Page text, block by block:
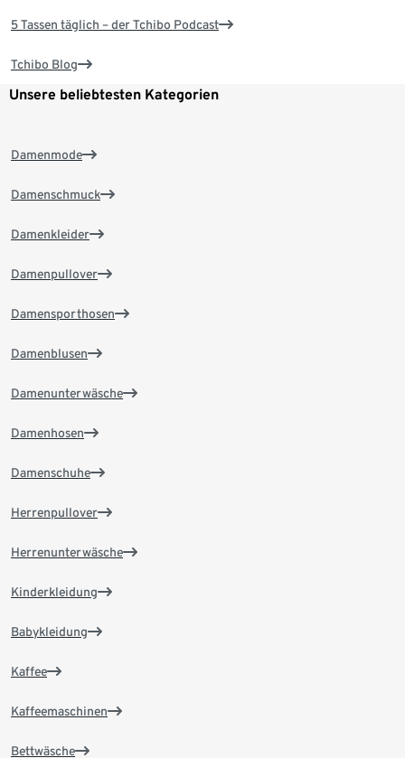
5 Tassen täglich – der Tchibo Podcast
Tchibo Blog
Unsere beliebtesten Kategorien
Damenmode
Damenschmuck
Damenkleider
Damenpullover
Damensporthosen
Damenblusen
Damenunterwäsche
Damenhosen
Damenschuhe
Herrenpullover
Herrenunterwäsche
Kinderkleidung
Babykleidung
Kaffee
Kaffeemaschinen
Bettwäsche